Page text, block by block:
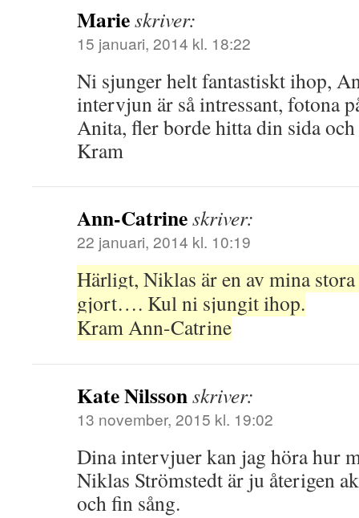
Marieskriver:
15 januari, 2014 kl. 18:22
Ni sjunger helt fantastiskt ihop,
intervjun är så intressant, fotona
Anita, fler borde hitta din sida
Kram
Ann-Catrineskriver:
22 januari, 2014 kl. 10:19
Härligt, Niklas är en av mina
gjort…. Kul ni sjungit ihop.
Kram Ann-Catrine
Kate Nilssonskriver:
13 november, 2015 kl. 19:02
Dina intervjuer kan jag höra hur
Niklas Strömstedt är ju återigen
och fin sång.